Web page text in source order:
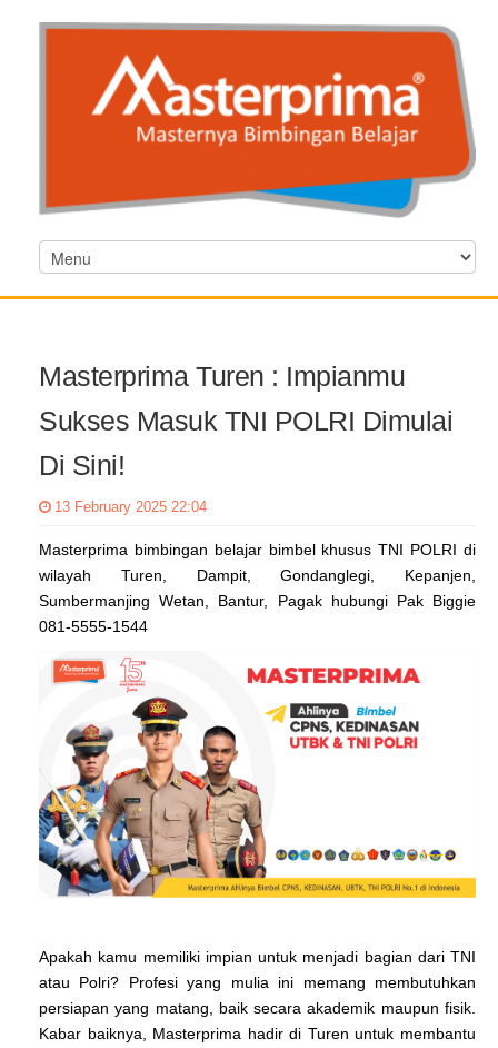
Masterprima Turen : Impianmu
Sukses Masuk TNI POLRI Dimulai
Di Sini!
13 February 2025 22:04
Masterprima bimbingan belajar bimbel khusus TNI POLRI di
wilayah Turen, Dampit, Gondanglegi, Kepanjen,
Sumbermanjing Wetan, Bantur, Pagak hubungi Pak Biggie
081-5555-1544
Apakah kamu memiliki impian untuk menjadi bagian dari TNI
atau Polri? Profesi yang mulia ini memang membutuhkan
persiapan yang matang, baik secara akademik maupun fisik.
Kabar baiknya, Masterprima hadir di Turen untuk membantu